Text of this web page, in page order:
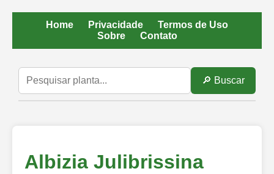
Home Privacidade
Termos de Uso
Sobre
Contato
🔎 Buscar
Albizia Julibrissina